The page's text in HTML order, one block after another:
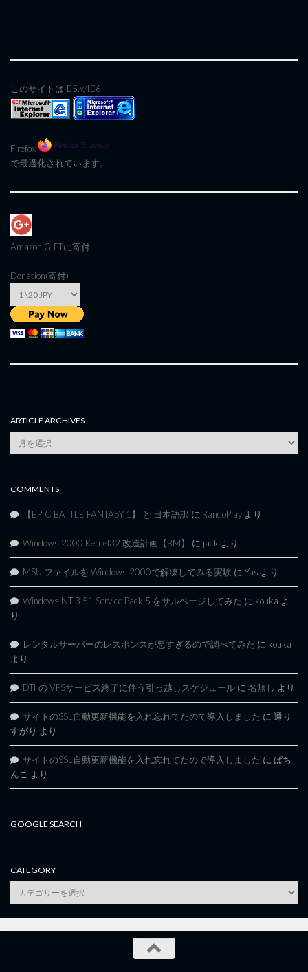
このサイトはIE5.x/IE6
Firefox
で最適化されています。
Amazon GIFTに寄付
Donation(寄付)
ARTICLE ARCHIVES
Article
Archives
COMMENTS
【EPIC BATTLE FANTASY 1】 と 日本語訳 に RandoPlay より
Windows 2000 Kernel32 改造計画【BM】 に jack より
MSU ファイルを Windows 2000で解凍してみる実験 に Yas より
Windows NT 3.51 Service Pack 5 をサルベージしてみた に kouka よ
り
レンタルサーバーのレスポンスが悪すぎるので調べてみた に kouka
より
DTI の VPSサービス終了に伴う引っ越しスケジュール に 名無し より
サイトのSSL自動更新機能を入れ忘れてたので導入しました に 通り
すがり より
サイトのSSL自動更新機能を入れ忘れてたので導入しました に ぱち
んこ より
GOOGLE SEARCH
CATEGORY
category